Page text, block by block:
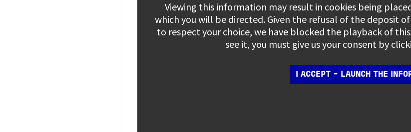
Viewing this information may result in cookies being
which you will be directed. Given the refusal of the deposit
to respect your choice, we have blocked the playback of
see it, you must give us your consent by
I ACCEPT - LAUNCH THE